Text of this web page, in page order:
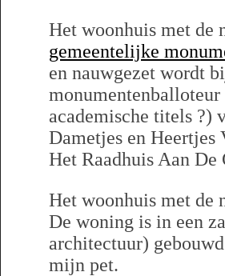
Het woonhuis met de
gemeentelijke
en nauwgezet wordt
academische titels ?)
Dametjes en
Het Raadhuis Aan
Het woonhuis met de
De woning is in een
architectuur)
mijn pet.